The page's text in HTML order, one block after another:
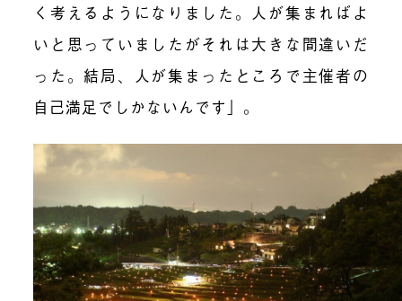
く考えるようになりました。人が集まればよ
いと思っていましたがそれは大きな間違いだ
った。結局、人が集まったところで主催者の
自己満足でしかないんです」。